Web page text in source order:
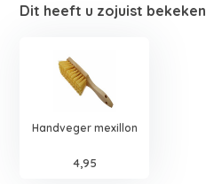
Dit heeft u zojuist bekeken
Handveger mexillon
4,95